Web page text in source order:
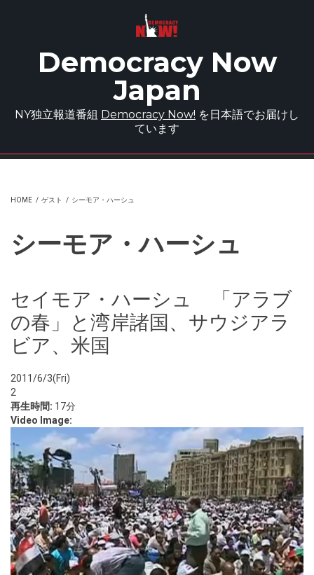
Democracy Now
Japan
NY独立報道番組 Democracy Now! を日本語でお届けし
ています
HOME / ゲスト / シーモア・ハーシュ
シーモア・ハーシュ
セイモア・ハーシュ 「アラブ
の春」と湾岸諸国、サウジアラ
ビア、米国
2011/6/3(Fri)
2
再生時間: 17分
Video Image: